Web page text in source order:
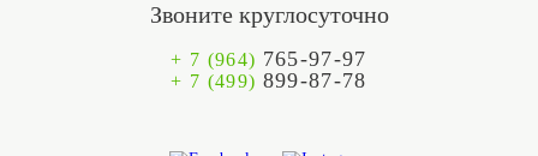
Звоните круглосуточно
+ 7 (964) 765-97-97
+ 7 (499) 899-87-78